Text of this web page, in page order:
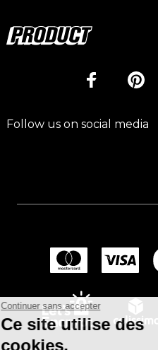
Continuer sans accepter
Ce site utilise des
cookies.
Follow us on social media